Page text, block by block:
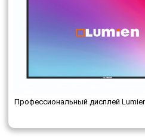
Профессиональный дисплей